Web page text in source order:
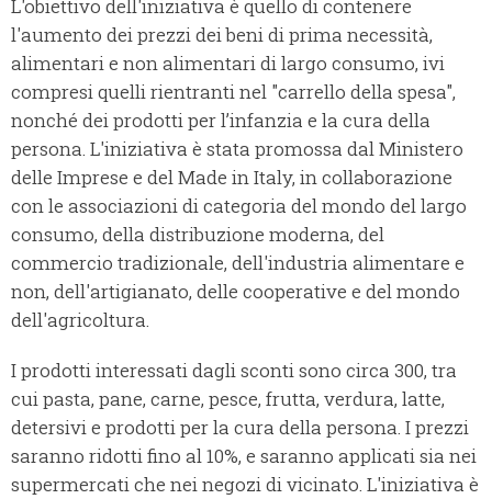
L'obiettivo dell'iniziativa è quello di contenere
l'aumento dei prezzi dei beni di prima necessità,
alimentari e non alimentari di largo consumo, ivi
compresi quelli rientranti nel "carrello della spesa",
nonché dei prodotti per l’infanzia e la cura della
persona. L'iniziativa è stata promossa dal Ministero
delle Imprese e del Made in Italy, in collaborazione
con le associazioni di categoria del mondo del largo
consumo, della distribuzione moderna, del
commercio tradizionale, dell'industria alimentare e
non, dell'artigianato, delle cooperative e del mondo
dell'agricoltura.
I prodotti interessati dagli sconti sono circa 300, tra
cui pasta, pane, carne, pesce, frutta, verdura, latte,
detersivi e prodotti per la cura della persona. I prezzi
saranno ridotti fino al 10%, e saranno applicati sia nei
supermercati che nei negozi di vicinato. L'iniziativa è